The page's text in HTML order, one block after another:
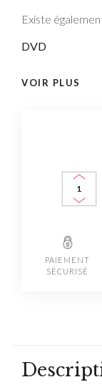
Existe
DVD
VOIR PLUS
PAIEMENT
SÉCURISÉ